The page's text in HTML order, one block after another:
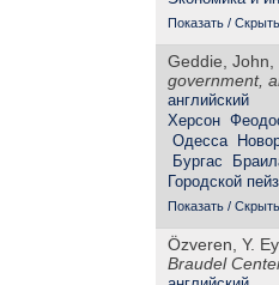
Показать /
Geddie, John,
government,
английский
Херсон
Одесса
Бургас
Городской
Показать /
Özveren, Y.
Braudel